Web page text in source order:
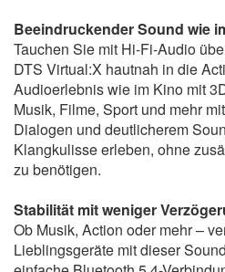
Beeindruckender Sound wie
Tauchen Sie mit Hi-Fi-Audio
DTS Virtual:X hautnah in die
Audioerlebnis wie im Kino mit
Musik, Filme, Sport und mehr
Dialogen und deutlicherem
Klangkulisse erleben, ohne
zu benötigen.
Stabilität mit weniger
Ob Musik, Action oder mehr –
Lieblingsgeräte mit dieser